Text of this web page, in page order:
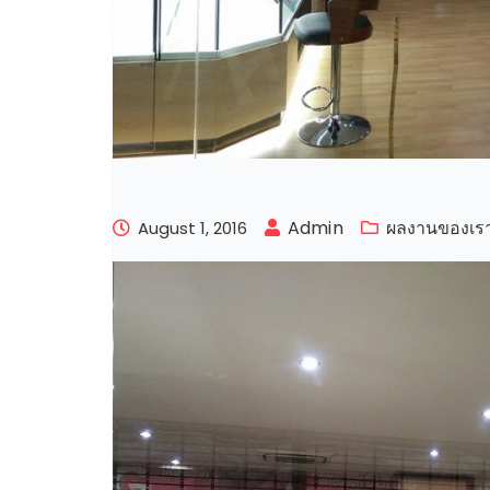
August 1, 2016 Admin ผลงานของเร